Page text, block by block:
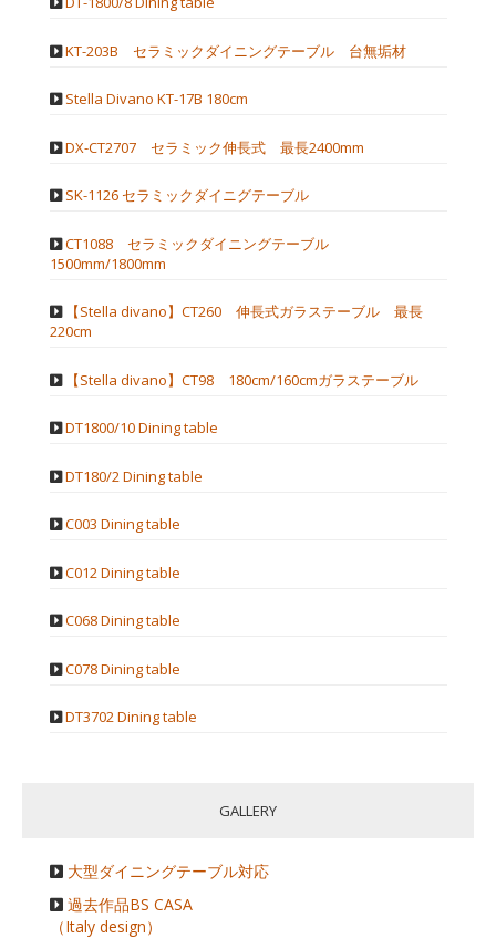
KT-203B セラミックダイニングテーブル 台無垢材
Stella Divano KT-17B 180cm
DX-CT2707 セラミック伸長式 最長2400mm
SK-1126 セラミックダイニグテーブル
CT1088 セラミックダイニングテーブル
1500mm/1800mm
【Stella divano】CT260 伸長式ガラステーブル 最長
220cm
【Stella divano】CT98 180cm/160cmガラステーブル
DT1800/10 Dining table
DT180/2 Dining table
C003 Dining table
C012 Dining table
C068 Dining table
C078 Dining table
DT3702 Dining table
GALLERY
大型ダイニングテーブル対応
過去作品BS CASA
（Italy design）